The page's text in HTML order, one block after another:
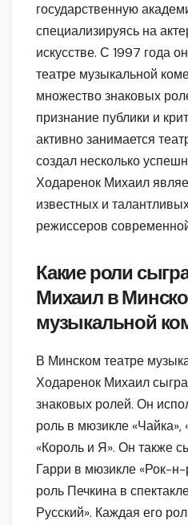
государственную
специализируясь на
искусстве. С 1997 года
театре музыкальной
множество знаковых
признание публики и
активно занимается
создал несколько
Ходаренок Михаил
известных и
режиссеров
Какие роли
Михаил в
музыкальной
В Минском театре
Ходаренок Михаил
знаковых ролей. Он
роль в мюзикле «Чайка»,
«Король и Я». Он также
Гарри в мюзикле «Рок-
роль Печкина в
Русский». Каждая его